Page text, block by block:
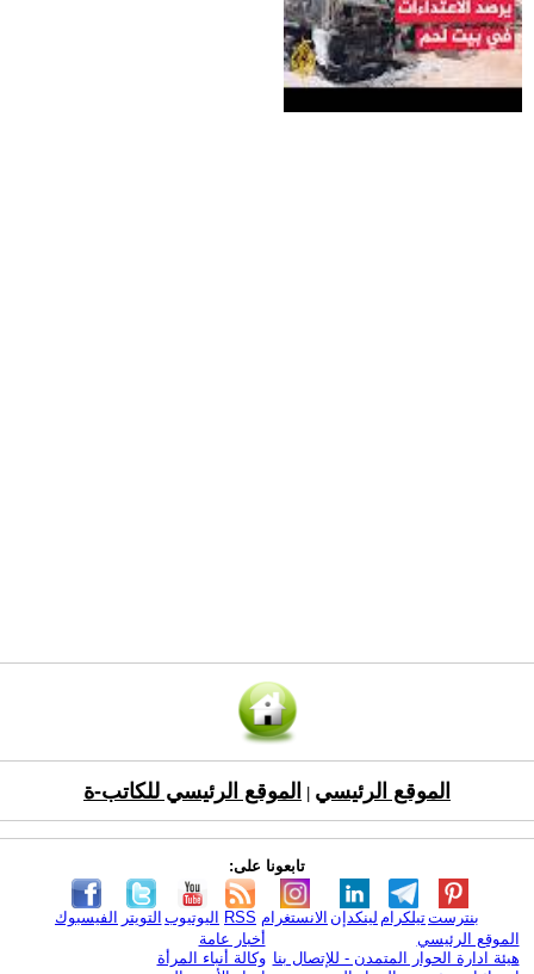
الموقع الرئيسي الموقع الرئيسي للكاتب-ة
تابعونا على:
الفيسبوك التويتر اليوتيوب RSS الانستغرام لينكدإن تيلكرامبنترست
الموقع الرئيسي
هيئة ادارة الحوار المتمدن - للإتصال بنا
أخبار عامة
وكالة أنباء المرأة